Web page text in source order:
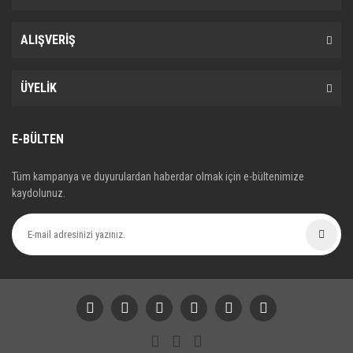
ALIŞVERİŞ
ÜYELİK
E-BÜLTEN
Tüm kampanya ve duyurulardan haberdar olmak için e-bültenimize
kaydolunuz.